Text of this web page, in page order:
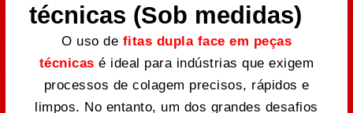
técnicas (Sob medidas)
O uso de fitas dupla face em peças
técnicas é ideal para indústrias que exigem
processos de colagem precisos, rápidos e
limpos. No entanto, um dos grandes desafios